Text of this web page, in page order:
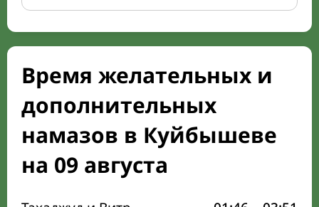
Время желательных и
дополнительных
намазов в Куйбышеве
на 09 августа